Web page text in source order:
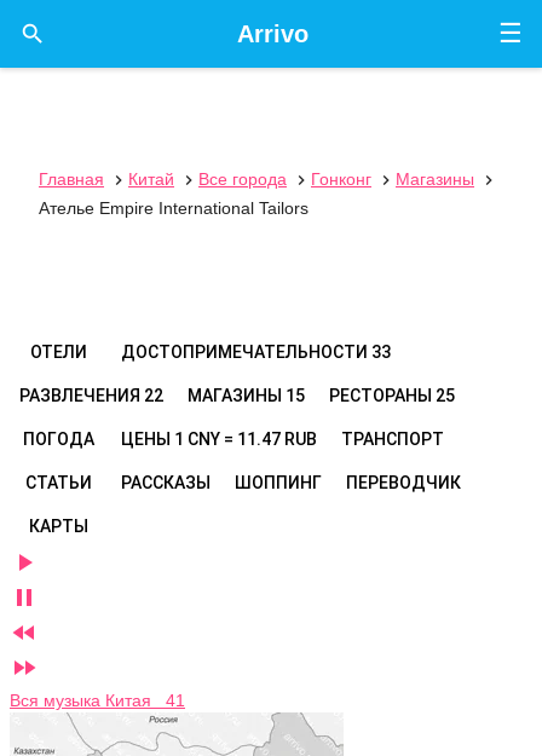
☰
Arrivo

Главная  Китай  Все города  Гонконг  Магазины

Ателье Empire International Tailors
ОТЕЛИ ДОСТОПРИМЕЧАТЕЛЬНОСТИ 33
РАЗВЛЕЧЕНИЯ 22 МАГАЗИНЫ 15 РЕСТОРАНЫ 25
ПОГОДА ЦЕНЫ 1 CNY = 11.47 RUB ТРАНСПОРТ
СТАТЬИ РАССКАЗЫ ШОППИНГ ПЕРЕВОДЧИК
КАРТЫ




Вся музыка Китая 41